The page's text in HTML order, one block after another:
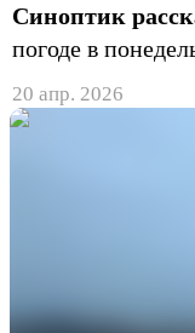
Синоптик
погоде в
20 апр. 2026